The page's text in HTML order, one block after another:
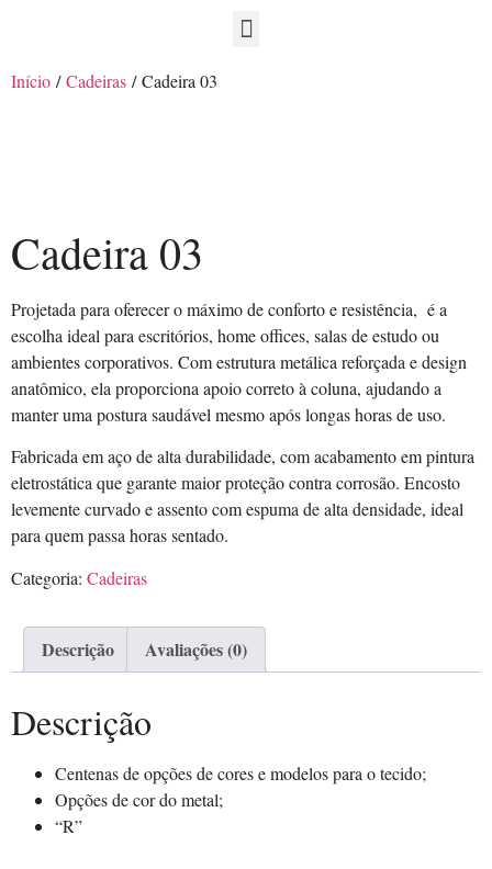
Início /Cadeiras / Cadeira 03
Cadeira 03
Projetada para oferecer o máximo de conforto e resistência, é a
escolha ideal para escritórios, home offices, salas de estudo ou
ambientes corporativos. Com estrutura metálica reforçada e design
anatômico, ela proporciona apoio correto à coluna, ajudando a
manter uma postura saudável mesmo após longas horas de uso.
Fabricada em aço de alta durabilidade, com acabamento em pintura
eletrostática que garante maior proteção contra corrosão. Encosto
levemente curvado e assento com espuma de alta densidade, ideal
para quem passa horas sentado.
Categoria: Cadeiras
Descrição Avaliações (0)
Descrição
Centenas de opções de cores e modelos para o tecido;
Opções de cor do metal;
“R”